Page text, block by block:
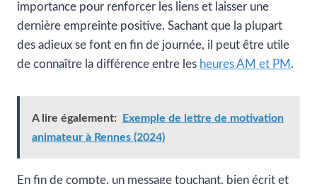
importance pour renforcer les liens et laisser une
dernière empreinte positive. Sachant que la plupart
des adieux se font en fin de journée, il peut être utile
de connaître la différence entre les heures AM et PM .
A lire également:
Exemple de lettre de motivation
animateur à Rennes (2024)
En fin de compte, un message touchant, bien écrit et